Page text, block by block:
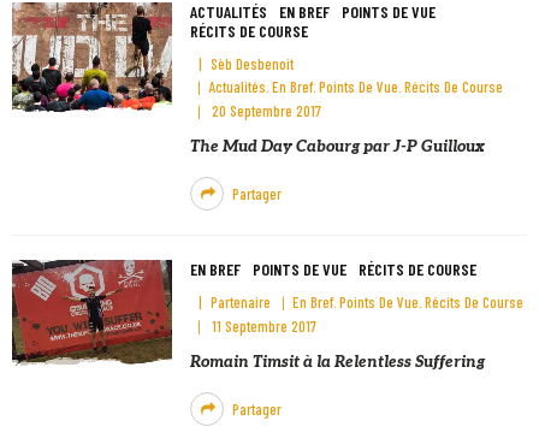
ACTUALITÉS EN BREF
POINTS DE VUE
RÉCITS DE COURSE
Sèb Desbenoit
Actualités En Bref Points De Vue Récits De Course
20 Septembre 2017
The Mud Day Cabourg par J-P Guilloux
Partager
EN BREF POINTS DE VUE RÉCITS DE COURSE
Partenaire En Bref Points De Vue Récits De Course
11 Septembre 2017
Romain Timsit à la Relentless Suffering
Partager